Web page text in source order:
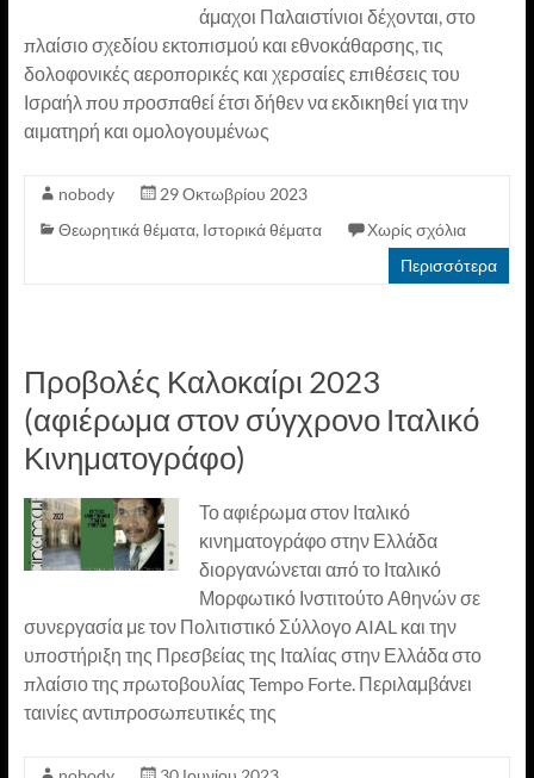
άμαχοι Παλαιστίνιοι δέχονται, στο
πλαίσιο σχεδίου εκτοπισμού και εθνοκάθαρσης, τις
δολοφονικές αεροπορικές και χερσαίες επιθέσεις του
Ισραήλ που προσπαθεί έτσι δήθεν να εκδικηθεί για την
αιματηρή και ομολογουμένως
nobody
29 Οκτωβρίου 2023
Θεωρητικά θέματα, Ιστορικά θέματα
Χωρίς σχόλια
Περισσότερα
Προβολές Καλοκαίρι 2023
(αφιέρωμα στον σύγχρονο Ιταλικό
Κινηματογράφο)
Το αφιέρωμα στον Ιταλικό
κινηματογράφο στην Ελλάδα
διοργανώνεται από το Ιταλικό
Μορφωτικό Ινστιτούτο Αθηνών σε
συνεργασία με τον Πολιτιστικό Σύλλογο AIAL και την
υποστήριξη της Πρεσβείας της Ιταλίας στην Ελλάδα στο
πλαίσιο της πρωτοβουλίας Tempo Forte. Περιλαμβάνει
ταινίες αντιπροσωπευτικές της